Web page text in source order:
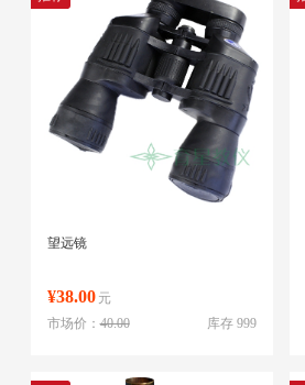
望远镜
¥38.00 元
库存 999
市场价：40.00